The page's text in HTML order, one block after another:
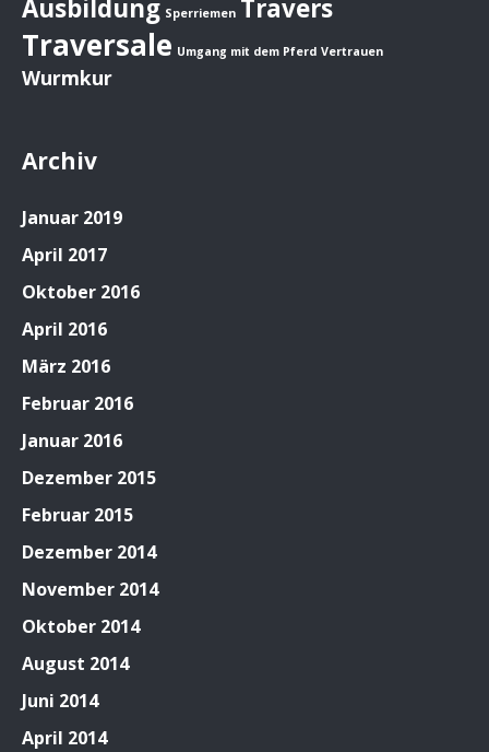
Ausbildung Sperriemen Travers
Traversale Umgang mit dem Pferd Vertrauen
Wurmkur
Archiv
Januar 2019
April 2017
Oktober 2016
April 2016
März 2016
Februar 2016
Januar 2016
Dezember 2015
Februar 2015
Dezember 2014
November 2014
Oktober 2014
August 2014
Juni 2014
April 2014